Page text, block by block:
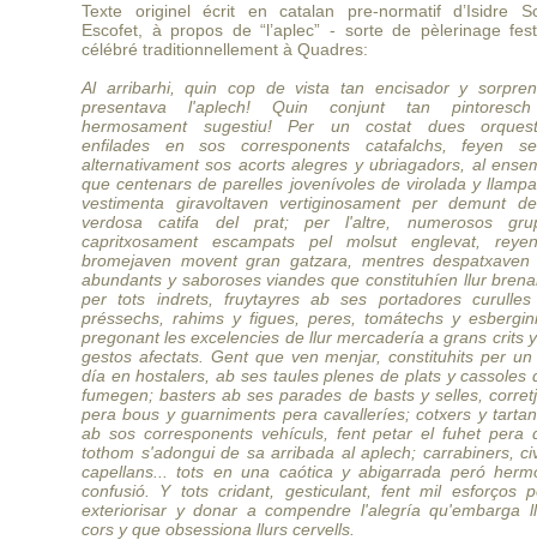
Texte originel écrit en catalan pre-normatif d’Isidre
Escofet, à propos de “l’aplec” - sorte de pèlerinage
célébré traditionnellement à Quadres:
Al arribarhi, quin cop de vista tan encisador y
presentava l'aplech! Quin conjunt tan
hermosament sugestiu! Per un costat dues
enfilades en sos corresponents catafalchs, feyen
alternativament sos acorts alegres y ubriagadors, al
que centenars de parelles jovenívoles de virolada y
vestimenta giravoltaven vertiginosament per demunt
verdosa catifa del prat; per l'altre, numerosos
capritxosament escampats pel molsut englevat,
bromejaven movent gran gatzara, mentres despatxaven
abundants y saboroses viandes que constituhíen llur
per tots indrets, fruytayres ab ses portadores
préssechs, rahims y figues, peres, tomátechs y
pregonant les excelencies de llur mercadería a grans crits
gestos afectats. Gent que ven menjar, constituhits per un
día en hostalers, ab ses taules plenes de plats y cassoles
fumegen; basters ab ses parades de basts y selles,
pera bous y guarniments pera cavalleríes; cotxers y
ab sos corresponents vehículs, fent petar el fuhet pera
tothom s'adongui de sa arribada al aplech; carrabiners,
capellans... tots en una caótica y abigarrada peró
confusió. Y tots cridant, gesticulant, fent mil esforços
exteriorisar y donar a compendre l'alegría qu'embarga
cors y que obsessiona llurs cervells.